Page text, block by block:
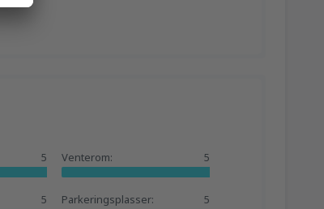
5 Venterom: 5
5 Parkeringsplasser: 5